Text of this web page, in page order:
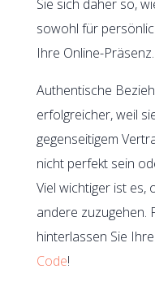
Sie sich daher so,
sowohl für
Ihre Online-Präsenz.
Authentische
erfolgreicher, weil
gegenseitigem
nicht perfekt sein
Viel wichtiger ist
andere zuzugehen.
hinterlassen Sie Ihre
Code!